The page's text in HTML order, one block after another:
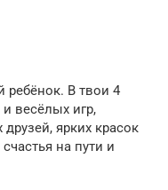
ребёнок. В твои 4
весёлых игр,
ярких красок
на пути и